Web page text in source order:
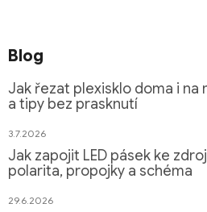
Blog
Jak řezat plexisklo doma i na
a tipy bez prasknutí
3.7.2026
Jak zapojit LED pásek ke
polarita, propojky a schéma
29.6.2026